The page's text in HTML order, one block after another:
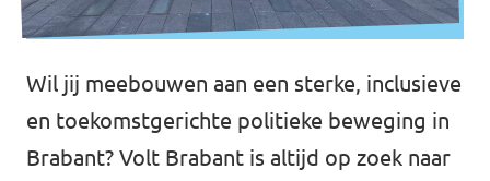
Eindhoven
... alle gemeentes
Agenda
Steun Volt Brabant
Wil jij meebouwen aan een sterke, inclusieve
en toekomstgerichte politieke beweging in
Brabant? Volt Brabant is altijd op zoek naar